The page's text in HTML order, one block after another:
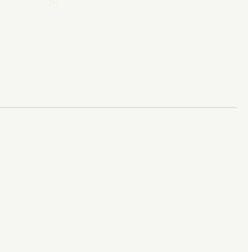
2019M-0009485-R1
1ML de FARMIONI para un